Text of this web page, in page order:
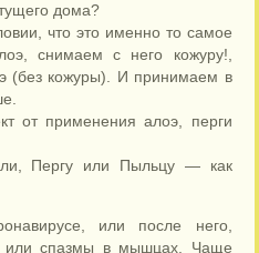
дома?
что это именно то самое
снимаем с него кожуру!,
(без кожуры). И принимаем в
от применения алоэ, перги
Пергу или Пыльцу — как
или после него,
или спазмы в мышцах. Чаще